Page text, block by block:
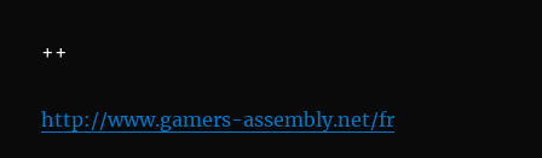
++
http://www.gamers-assembly.net/fr